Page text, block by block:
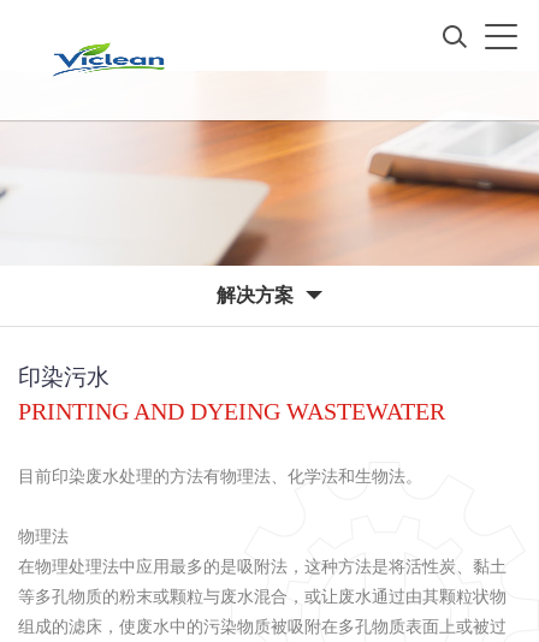
解决方案
印染污水
PRINTING AND DYEING WASTEWATER
目前印染废水处理的方法有物理法、化学法和生物法。
物理法
在物理处理法中应用最多的是吸附法，这种方法是将活性炭、黏土
等多孔物质的粉末或颗粒与废水混合，或让废水通过由其颗粒状物
组成的滤床，使废水中的污染物质被吸附在多孔物质表面上或被过